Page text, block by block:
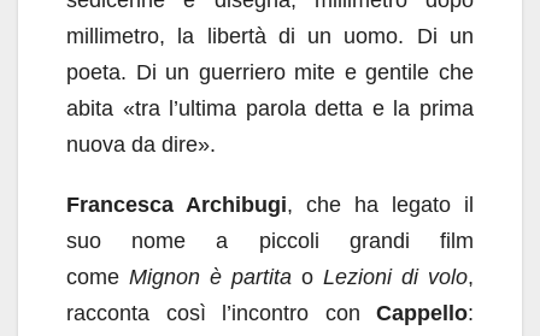
millimetro, la libertà di un uomo. Di un
poeta. Di un guerriero mite e gentile che
abita «tra l’ultima parola detta e la prima
nuova da dire».
Francesca Archibugi, che ha legato il
suo nome a piccoli grandi film
come Mignon è partita o Lezioni di volo,
racconta così l’incontro con Cappello: